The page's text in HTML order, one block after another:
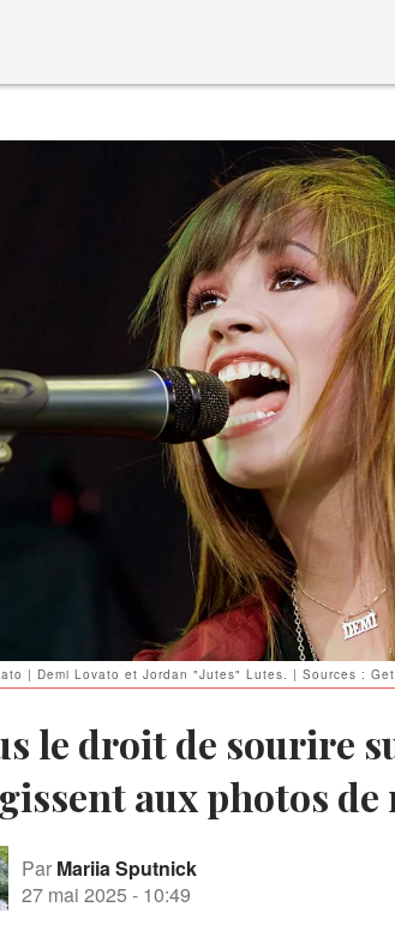
| Demi Lovato et Jordan "Jutes" Lutes. | Sources :
le droit de sourire
aux photos
Par Mariia Sputnick
27 mai 2025 - 10:49